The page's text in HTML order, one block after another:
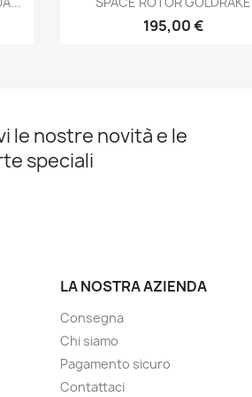
195,00 €
le nostre novità e le
speciali
LA NOSTRA AZIENDA
Consegna
Chi siamo
Pagamento sicuro
Contattaci